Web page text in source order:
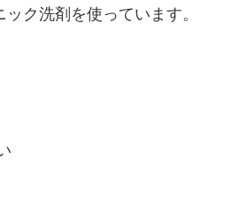
ク洗剤を使っています。